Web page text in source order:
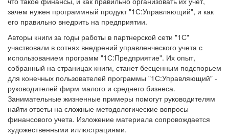
зачем нужен программный продукт "1С:Управляющий", и как
его правильно внедрить на предприятии.
Авторы книги за годы работы в партнерской сети "1С"
участвовали в сотнях внедрений управленческого учета с
использованием программ "1С:Предприятие". Их опыт,
собранный на страницах книги, станет бесценным подспорьем
для конечных пользователей программы "1С:Управляющий" -
руководителей фирм малого и среднего бизнеса.
Занимательные жизненные примеры помогут руководителям
найти ответы на сложные методологические вопросы
финансового учета. Изложение материала сопровождается
художественными иллюстрациями.